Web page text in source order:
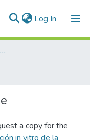
Log In (current)
Licenciatura - Título Profesional
a copy for the